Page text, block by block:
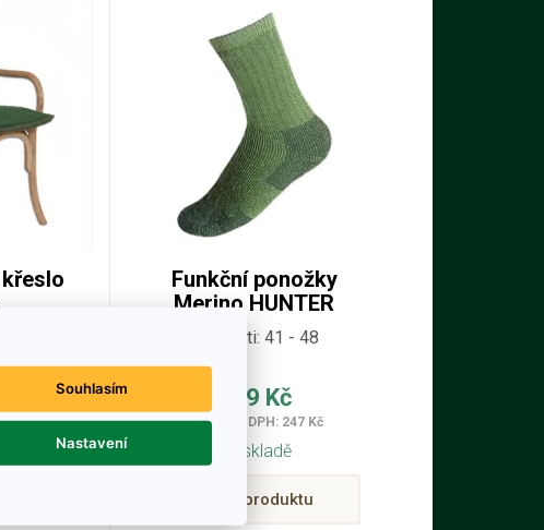
Kč
Funkční ponožky
Merino HUNTER
Velikosti: 41 - 48
299 Kč
Cena bez DPH: 247 Kč
Na skladě
Detail produktu
Souhlasím
Nastavení